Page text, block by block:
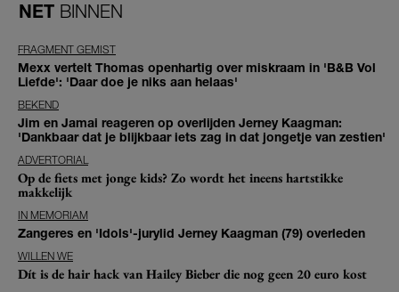
NET BINNEN
FRAGMENT GEMIST
Mexx vertelt Thomas openhartig over miskraam in 'B&B Vol
Liefde': 'Daar doe je niks aan helaas'
BEKEND
Jim en Jamai reageren op overlijden Jerney Kaagman:
'Dankbaar dat je blijkbaar iets zag in dat jongetje van zestien'
ADVERTORIAL
Op de fiets met jonge kids? Zo wordt het ineens hartstikke
makkelijk
IN MEMORIAM
Zangeres en 'Idols'-jurylid Jerney Kaagman (79) overleden
WILLEN WE
Dít is de hair hack van Hailey Bieber die nog geen 20 euro kost